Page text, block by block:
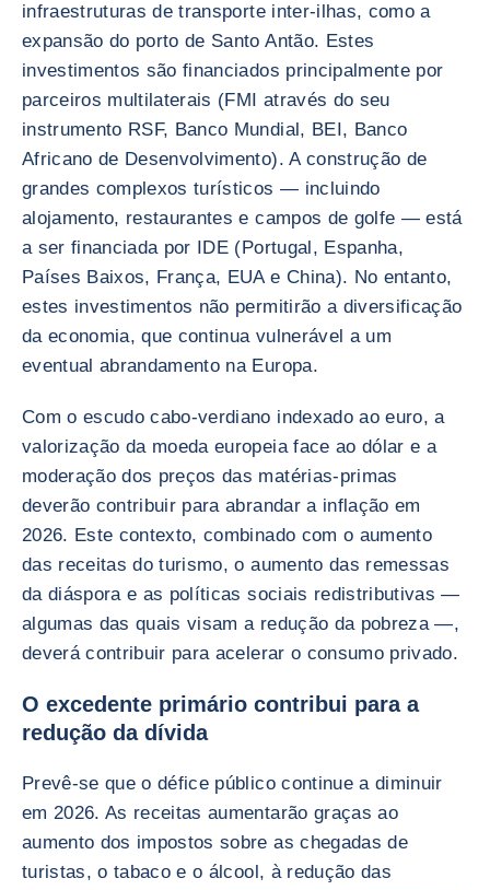
infraestruturas de transporte inter-ilhas, como a
expansão do porto de Santo Antão. Estes
investimentos são financiados principalmente por
parceiros multilaterais (FMI através do seu
instrumento RSF, Banco Mundial, BEI, Banco
Africano de Desenvolvimento). A construção de
grandes complexos turísticos — incluindo
alojamento, restaurantes e campos de golfe — está
a ser financiada por IDE (Portugal, Espanha,
Países Baixos, França, EUA e China). No entanto,
estes investimentos não permitirão a diversificação
da economia, que continua vulnerável a um
eventual abrandamento na Europa.
Com o escudo cabo-verdiano indexado ao euro, a
valorização da moeda europeia face ao dólar e a
moderação dos preços das matérias-primas
deverão contribuir para abrandar a inflação em
2026. Este contexto, combinado com o aumento
das receitas do turismo, o aumento das remessas
da diáspora e as políticas sociais redistributivas —
algumas das quais visam a redução da pobreza —,
deverá contribuir para acelerar o consumo privado.
O excedente primário contribui para a
redução da dívida
Prevê-se que o défice público continue a diminuir
em 2026. As receitas aumentarão graças ao
aumento dos impostos sobre as chegadas de
turistas, o tabaco e o álcool, à redução das